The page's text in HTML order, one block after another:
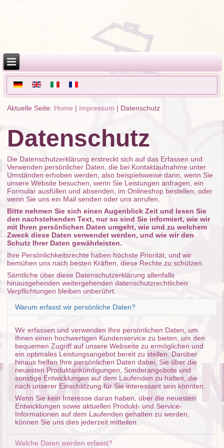
Aktuelle Seite: Home | Impressum | Datenschutz
Datenschutz
Die Datenschutzerklärung erstreckt sich auf das Erfassen und
Verwenden persönlicher Daten, die bei Kontaktaufnahme unter
Umständen erhoben werden, also beispielsweise dann, wenn Sie
unsere Website besuchen, wenn Sie Leistungen anfragen, ein
Formular ausfüllen und absenden, im Onlineshop bestellen, oder
wenn Sie uns ein Mail senden oder uns anrufen.
Bitte nehmen Sie sich einen Augenblick Zeit und lesen Sie
den nachstehenden Text, nur so sind Sie informiert, wie wir
mit Ihren persönlichen Daten umgeht, wie und zu welchem
Zweck diese Daten verwendet werden, und wie wir den
Schutz Ihrer Daten gewährleisten.
Ihre Persönlichkeitsrechte haben höchste Priorität, und wir
bemühen uns nach besten Kräften, diese Rechte zu schützen.
Sämtliche über diese Datenschutzerklärung allenfalls
hinausgehenden weitergehenden datenschutzrechtlichen
Verpflichtungen bleiben unberührt.
Warum erfasst wir persönliche Daten?
Wir erfassen und verwenden Ihre persönlichen Daten, um
Ihnen einen hochwertigen Kundenservice zu bieten, um den
bequemen Zugriff auf unsere Webseite zu ermöglichen und
ein optimales Leistungsangebot bereit zu stellen. Darüber
hinaus helfen Ihre persönlichen Daten dabei, Sie über die
neuesten Produktankündigungen, Sonderangebote und
sonstige Entwicklungen auf dem Laufenden zu halten, die
nach unserer Einschätzung für Sie interessant sein könnten.
Wenn Sie kein Interesse daran haben, über die neuesten
Entwicklungen sowie aktuellen Produkt- und Service-
Informationen auf dem Laufenden gehalten zu werden,
können Sie uns dies jederzeit mitteilen.
Welche Daten werden erfasst?